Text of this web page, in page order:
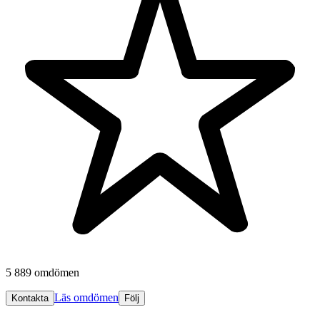
5 889 omdömen
Kontakta Läs omdömen Följ